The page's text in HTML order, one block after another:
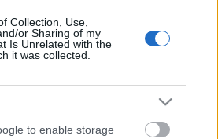
Collection, Use,
or Sharing of my
Is Unrelated with the
it was collected.
to enable storage
hogy a mintegy 400
ismertségű és tematikájú
szakmai megítélése egy
számára, megfelelő előkészítés
feladat.